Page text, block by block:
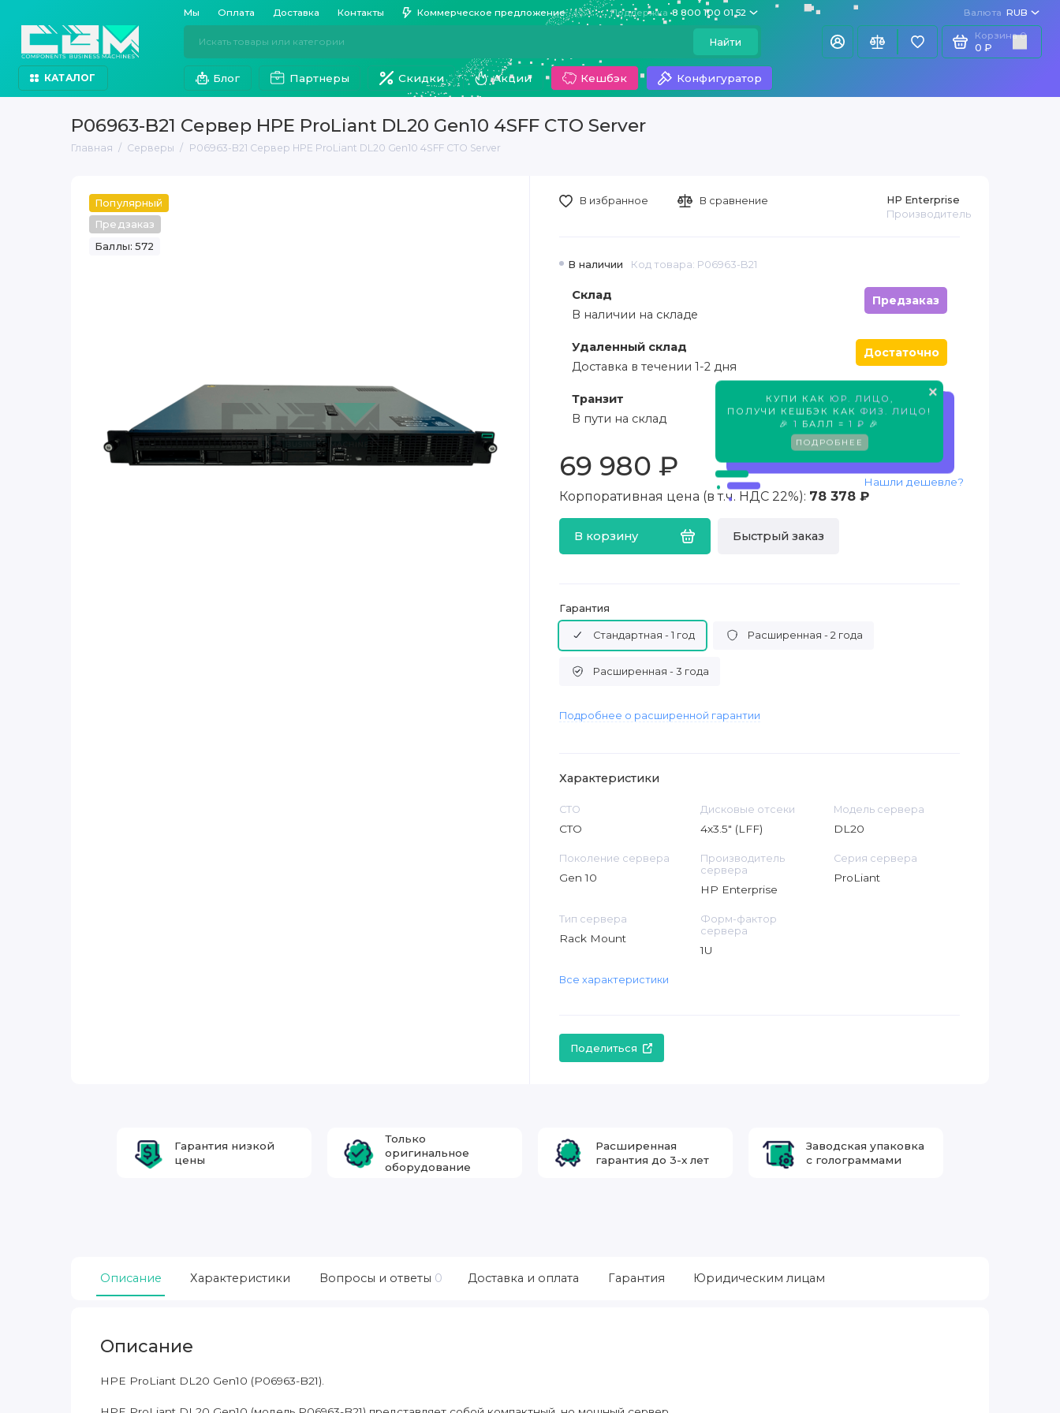
Мы Оплата Доставка Контакты Коммерческое предложение Поддержка 8 800 100 01 52 Валюта RUB
Найти
Корзина 0
0 ₽
КАТАЛОГ Блог Партнеры Скидки Акции Кешбэк Конфигуратор
P06963-B21 Сервер HPE ProLiant DL20 Gen10 4SFF CTO Server
Главная Серверы P06963-B21 Сервер HPE ProLiant DL20 Gen10 4SFF CTO Server
Популярный
Предзаказ
Баллы: 572
×
КУПИ КАК ЮР. ЛИЦО
ПОЛУЧИ КЕШБЭК КАК ФИЗ. ЛИЦО !
🎉1БАЛЛ =1 ₽ 🎉
ПОДРОБНЕЕ
В наличии Код товара: P06963-B21
HP Enterprise
Производитель
Склад
Предзаказ
В наличии на складе
Удаленный склад
Достаточно
Доставка в течении 1-2 дня
Транзит
Предзаказ
В пути на склад
69 980 ₽
Корпоративная цена (в т.ч. НДС 22%): 78 378 ₽
В корзину Быстрый заказ
Нашли дешевле?
В избранное В сравнение
Гарантия
Стандартная - 1 год Расширенная - 2 года
Расширенная - 3 года
Подробнее о расширенной гарантии
Характеристики
CTO
CTO
Дисковые отсеки
4x3.5" (LFF)
Модель сервера
DL20
Поколение сервера
Gen 10
Производитель
сервера
HP Enterprise
Серия сервера
ProLiant
Тип сервера
Rack Mount
Форм-фактор
сервера
1U
Все характеристики
Поделиться
Гарантия низкой
цены
Только
оригинальное
оборудование
Расширенная
гарантия до 3-х лет
Заводская упаковка
с голограммами
Описание Характеристики Вопросы и ответы 0 Доставка и оплата Гарантия Юридическим лицам
Описание
HPE ProLiant DL20 Gen10 (P06963-B21).